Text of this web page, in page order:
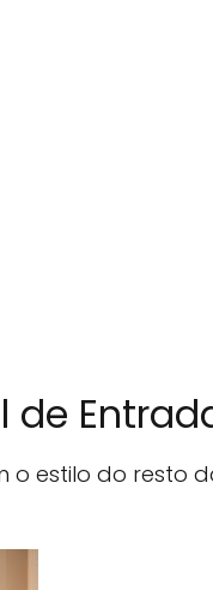
de
o estilo do resto